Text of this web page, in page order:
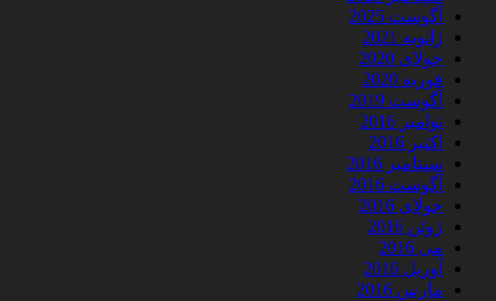
آگوست 2025
ژانویه 2021
جولای 2020
فوریه 2020
آگوست 2019
نوامبر 2016
اکتبر 2016
سپتامبر 2016
آگوست 2016
جولای 2016
ژوئن 2016
می 2016
آوریل 2016
مارس 2016